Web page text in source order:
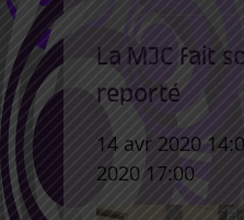
La MJC fait
reporté
14 avr 2020
2020 17:00